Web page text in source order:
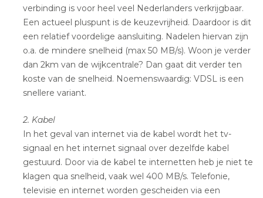
verbinding is voor heel veel Nederlanders verkrijgbaar.
Een actueel pluspunt is de keuzevrijheid. Daardoor is dit
een relatief voordelige aansluiting. Nadelen hiervan zijn
o.a. de mindere snelheid (max 50 MB/s). Woon je verder
dan 2km van de wijkcentrale? Dan gaat dit verder ten
koste van de snelheid. Noemenswaardig: VDSL is een
snellere variant.
2. Kabel
In het geval van internet via de kabel wordt het tv-
signaal en het internet signaal over dezelfde kabel
gestuurd. Door via de kabel te internetten heb je niet te
klagen qua snelheid, vaak wel 400 MB/s. Telefonie,
televisie en internet worden gescheiden via een